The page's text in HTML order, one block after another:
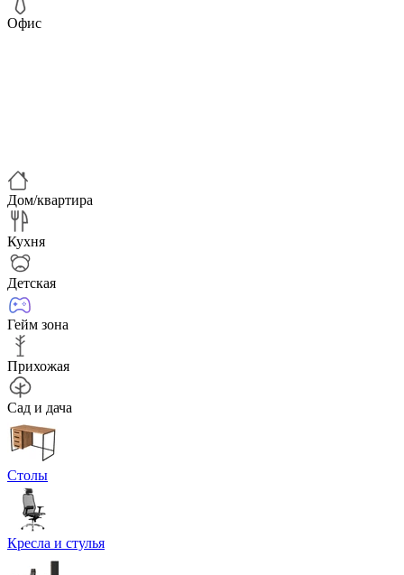
Офис
Дом/квартира
Кухня
Детская
Гейм зона
Прихожая
Сад и дача
Столы
Кресла и стулья